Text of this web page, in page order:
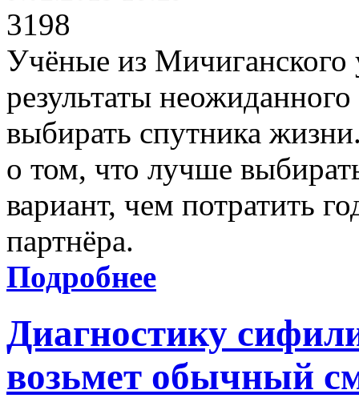
3198
Учёные из Мичиганского
результаты
выбирать спутника
о том, что лучше
вариант, чем потратить
партнёра.
Подробнее
Диагностику
возьмет обычный